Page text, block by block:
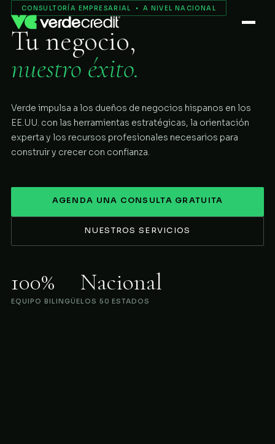
Servicios
Nosotros
Proceso
COMENZAR
CONSULTORÍA EMPRESARIAL • A NIVEL NACIONAL
Tu negocio,
nuestro éxito.
Verde impulsa a los dueños de negocios hispanos en los
EE.UU. con las herramientas estratégicas, la orientación
experta y los recursos profesionales necesarios para
construir y crecer con confianza.
AGENDA UNA CONSULTA GRATUITA
NUESTROS SERVICIOS
100%
EQUIPO BILINGÜE
Nacional
LOS 50 ESTADOS